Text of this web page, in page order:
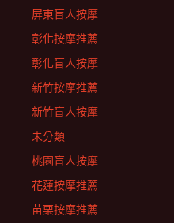
屏東盲人按摩
彰化按摩推薦
彰化盲人按摩
新竹按摩推薦
新竹盲人按摩
未分類
桃園盲人按摩
花蓮按摩推薦
苗栗按摩推薦